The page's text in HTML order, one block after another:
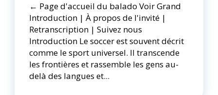
← Page d'accueil du balado Voir Grand​​
Introduction | À propos de l'invité |
Retranscription | Suivez nous
Introduction Le soccer est souvent décrit
comme le sport universel. Il transcende
les frontières et rassemble les gens au-
delà des langues et...